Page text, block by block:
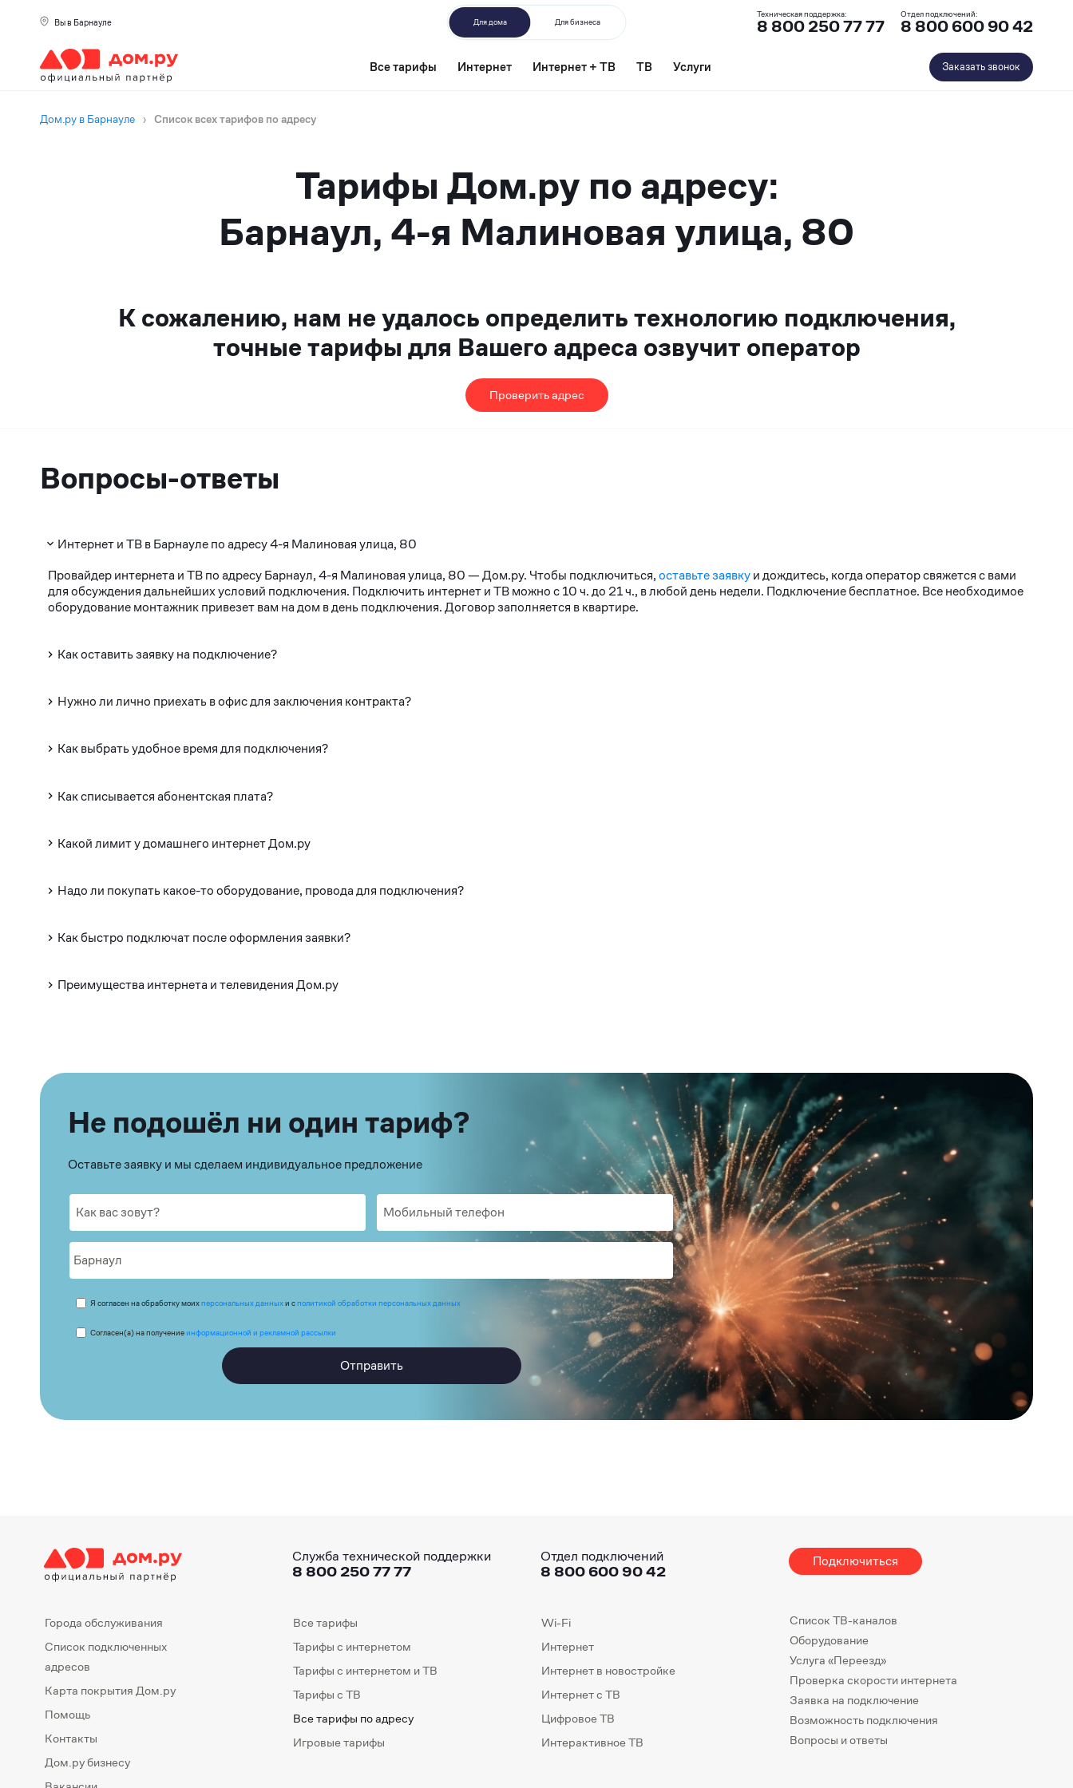
Вы в Барнауле Для дома Для бизнеса
Техническая поддержка:
8 800 250 77 77
Отдел подключений:
8 800 600 90 42
Все тарифы Интернет Интернет + ТВ ТВ Услуги Заказать звонок
Дом.ру в Барнауле › Список всех тарифов по адресу
Тарифы Дом.ру по адресу:
Барнаул, 4-я Малиновая улица, 80
К сожалению, нам не удалось определить технологию подключения,
точные тарифы для Вашего адреса озвучит оператор
Проверить адрес
Вопросы-ответы
Интернет и ТВ в Барнауле по адресу 4-я Малиновая улица, 80
Провайдер интернета и ТВ по адресу Барнаул, 4-я Малиновая улица, 80 — Дом.ру. Чтобы подключиться,оставьте заявкуи дождитесь, когда оператор свяжется с вами
для обсуждения дальнейших условий подключения. Подключить интернет и ТВ можно с 10 ч. до 21 ч., в любой день недели. Подключение бесплатное. Все необходимое
оборудование монтажник привезет вам на дом в день подключения. Договор заполняется в квартире.
Как оставить заявку на подключение?
Нужно ли лично приехать в офис для заключения контракта?
Как выбрать удобное время для подключения?
Как списывается абонентская плата?
Какой лимит у домашнего интернет Дом.ру
Надо ли покупать какое-то оборудование, провода для подключения?
Как быстро подключат после оформления заявки?
Преимущества интернета и телевидения Дом.ру
Не подошёл ни один тариф?
Оставьте заявку и мы сделаем индивидуальное предложение
Я согласен на обработку моихперсональных данныхи сполитикой обработки персональных данных
Согласен(а) на получениеинформационной и рекламной рассылки
Отправить
Служба технической поддержки
8 800 250 77 77
Отдел подключений
8 800 600 90 42
Подключиться
Города обслуживания
Список подключенных
адресов
Карта покрытия Дом.ру
Помощь
Контакты
Дом.ру бизнесу
Все тарифы
Тарифы с интернетом
Тарифы с интернетом и ТВ
Тарифы с ТВ
Все тарифы по адресу
Игровые тарифы
Wi-Fi
Интернет
Интернет в новостройке
Интернет с ТВ
Цифровое ТВ
Интерактивное ТВ
Список ТВ-каналов
Оборудование
Услуга «Переезд»
Проверка скорости интернета
Заявка на подключение
Возможность подключения
Вопросы и ответы